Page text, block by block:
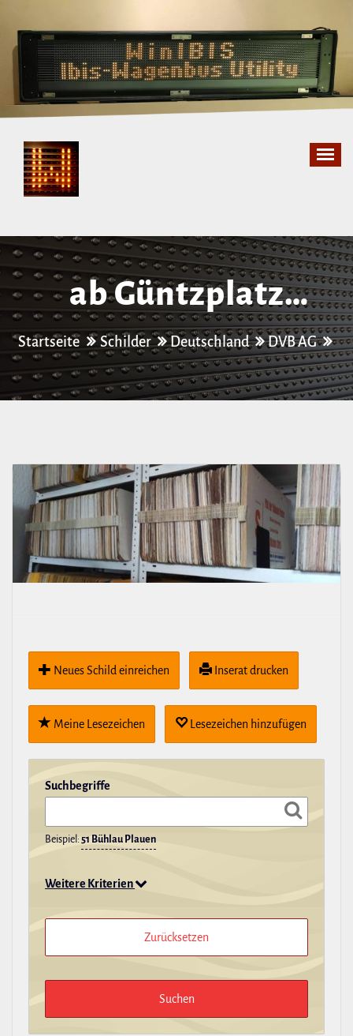
springen
ab Güntzplatz
Ersatzverkehr [Bus
alt]
Startseite Schilder Deutschland DVB AG
Neues Schild ein­rei­chen Inserat drucken
Meine Lese­zei­chen Lese­zei­chen hin­zu­fügen
Such­be­griffe
Beispiel: 51 Bühlau Plauen
Weitere Kriterien